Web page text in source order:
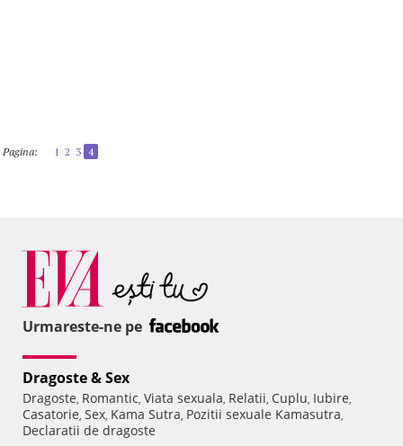
Pagina: 1 2 3 4
Urmareste-ne pe
Dragoste & Sex
Dragoste, Romantic, Viata sexuala, Relatii, Cuplu, Iubire,
Casatorie, Sex, Kama Sutra, Pozitii sexuale Kamasutra,
Declaratii de dragoste